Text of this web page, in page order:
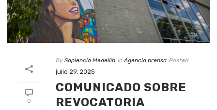
0
By Sapiencia Medellín In Agencia prensa Posted
julio 29, 2025
COMUNICADO SOBRE
REVOCATORIA